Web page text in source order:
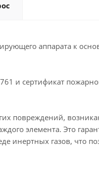
аппарата к
и сертификат
повреждений,
элемента. Это
инертных газов, что